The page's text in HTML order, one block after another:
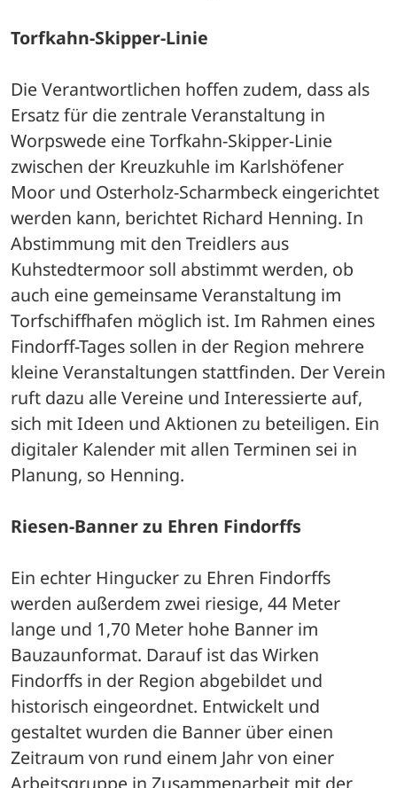
Torfkahn-Skipper-Linie
Die Verantwortlichen hoffen zudem, dass als
Ersatz für die zentrale Veranstaltung in
Worpswede eine Torfkahn-Skipper-Linie
zwischen der Kreuzkuhle im Karlshöfener
Moor und Osterholz-Scharmbeck eingerichtet
werden kann, berichtet Richard Henning. In
Abstimmung mit den Treidlers aus
Kuhstedtermoor soll abstimmt werden, ob
auch eine gemeinsame Veranstaltung im
Torfschiffhafen möglich ist. Im Rahmen eines
Findorff-Tages sollen in der Region mehrere
kleine Veranstaltungen stattfinden. Der Verein
ruft dazu alle Vereine und Interessierte auf,
sich mit Ideen und Aktionen zu beteiligen. Ein
digitaler Kalender mit allen Terminen sei in
Planung, so Henning.
Riesen-Banner zu Ehren Findorffs
Ein echter Hingucker zu Ehren Findorffs
werden außerdem zwei riesige, 44 Meter
lange und 1,70 Meter hohe Banner im
Bauzaunformat. Darauf ist das Wirken
Findorffs in der Region abgebildet und
historisch eingeordnet. Entwickelt und
gestaltet wurden die Banner über einen
Zeitraum von rund einem Jahr von einer